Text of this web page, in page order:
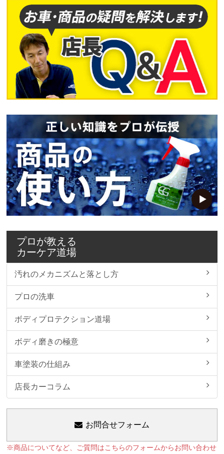
プロが教える
カーケア道場
汚れのメカニズムと落とし方
プロの洗車
ボディプロテクション道場
ボディ磨きの極意
車塗装の仕組み
店長カーコラム
お問合せフォーム
※商品についてなど、ご質問はこちらのフォームからお問い合わせ